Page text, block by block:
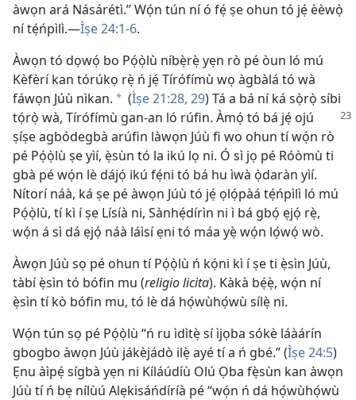
àwọn ará Násárétì.” Wọ́n tún ní ó fẹ́ ṣe ohun tó jẹ́ èèwọ̀
ní tẹ́ńpìlì.—Ìṣe 24:1-6.
Àwọn tó dọwọ́ bo Pọ́ọ̀lù níbẹ̀rẹ̀ yẹn rò pé òun ló mú
Kèfèrí kan tórúkọ rẹ̀ ń jẹ́ Tírófímù wọ àgbàlá tó wà
fáwọn Júù nìkan. a (Ìṣe 21:28, 29) Tá a bá ní ká sọ̀rọ̀ síbi
tọ́rọ̀ wà, Tírófímù gan-an ló rúfin. Àmọ́ tó bá jẹ́ ojú
ṣíṣe agbódegbà arúfin làwọn Júù fi wo ohun tí wọ́n rò
pé Pọ́ọ̀lù ṣe yìí, ẹ̀sùn tó la ikú lọ ni. Ó sì jọ pé Róòmù ti
gbà pé wọ́n lè dájọ́ ikú fẹ́ni tó bá hu ìwà ọ̀daràn yìí.
Nítorí náà, ká ṣe pé àwọn Júù tó jẹ́ ọlọ́pàá tẹ́ńpìlì ló mú
Pọ́ọ̀lù, tí kì í ṣe Lísíà ni, Sànhẹ́dírìn ni ì bá gbọ́ ẹjọ́ rẹ̀,
wọ́n á sì dá ẹjọ́ náà láìsí ẹni tó máa yẹ̀ wọ́n lọ́wọ́ wò.
Àwọn Júù sọ pé ohun tí Pọ́ọ̀lù ń kọ́ni kì í ṣe ti ẹ̀sìn Júù,
tàbí ẹ̀sìn tó bófin mu (religio licita). Kàkà bẹ́ẹ̀, wọ́n ní
ẹ̀sìn tí kò bófin mu, tó lè dá họ́wùhọ́wù sílẹ̀ ni.
Wọ́n tún sọ pé Pọ́ọ̀lù “ń ru ìdìtẹ̀ sí ìjọba sókè láàárín
gbogbo àwọn Júù jákèjádò ilẹ̀ ayé tí a ń gbé.” (Ìṣe 24:5)
Ẹnu àìpẹ́ sígbà yẹn ni Kíláúdíù Olú Ọba fẹ̀sùn kan àwọn
Júù tí ń bẹ nílùú Alẹkisáńdíríà pé “wọ́n ń dá họ́wùhọ́wù